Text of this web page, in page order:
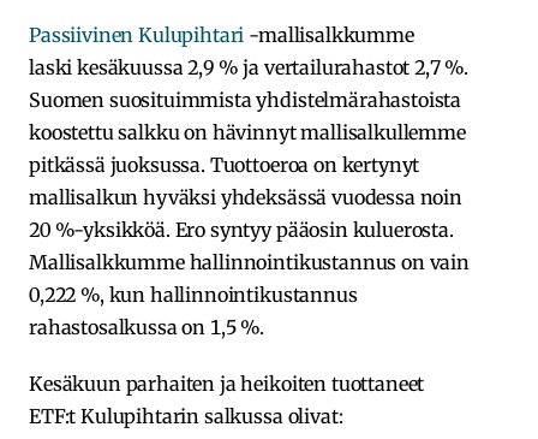
Passiivinen Kulupihtari -mallisalkkumme
laski kesäkuussa 2,9 % ja vertailurahastot 2,7 %.
Suomen suosituimmista yhdistelmärahastoista
koostettu salkku on hävinnyt mallisalkullemme
pitkässä juoksussa. Tuottoeroa on kertynyt
mallisalkun hyväksi yhdeksässä vuodessa noin
20 %-yksikköä. Ero syntyy pääosin kuluerosta.
Mallisalkkumme hallinnointikustannus on vain
0,222 %, kun hallinnointikustannus
rahastosalkussa on 1,5 %.
Kesäkuun parhaiten ja heikoiten tuottaneet
ETF:t Kulupihtarin salkussa olivat: